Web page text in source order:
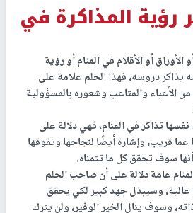
المذاكرة في
أو الأقلام في المنام أو رؤية
يذاكر دروسه، فهذا الحلم علامة على
الأعباء والمتاعب وشعوره بالمسؤولية
نفسها تذاكر في المنام، فهي دلالة على
قريب، وإشارة أيضًا لنجاحها وتفوقها
سوف تحقق كل ما تتمناه.
عامة دلالة على أن صاحب الحلم
وسيبذل جهد كبير لكي يحقق
وسوف ينال الخير الوفير، ولن يترك